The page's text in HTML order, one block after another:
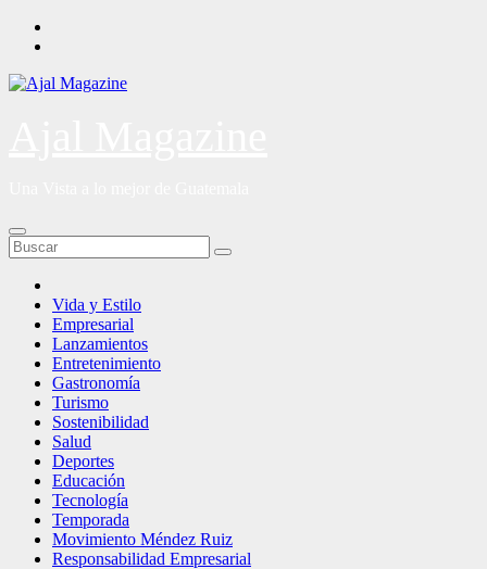
Saltar
Vida y Estilo
Empresarial
Lanzamientos
Entretenimiento
Gastronomía
Turismo
Sostenibilidad
Salud
Deportes
Educación
Tecnología
Temporada
Movimiento Méndez Ruiz
Responsabilidad Empresarial